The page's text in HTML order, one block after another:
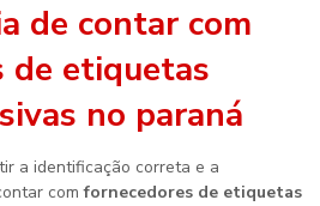
de contar com
de etiquetas
no paraná
a identificação correta e a
comfornecedores de etiquetas